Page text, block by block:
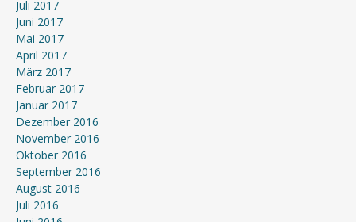
Juli 2017
Juni 2017
Mai 2017
April 2017
März 2017
Februar 2017
Januar 2017
Dezember 2016
November 2016
Oktober 2016
September 2016
August 2016
Juli 2016